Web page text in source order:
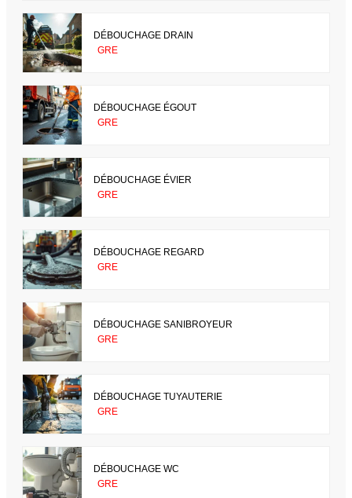
DÉBOUCHAGE DRAIN
GRE
DÉBOUCHAGE ÉGOUT
GRE
DÉBOUCHAGE ÉVIER
GRE
DÉBOUCHAGE REGARD
GRE
DÉBOUCHAGE SANIBROYEUR
GRE
DÉBOUCHAGE TUYAUTERIE
GRE
DÉBOUCHAGE WC
GRE